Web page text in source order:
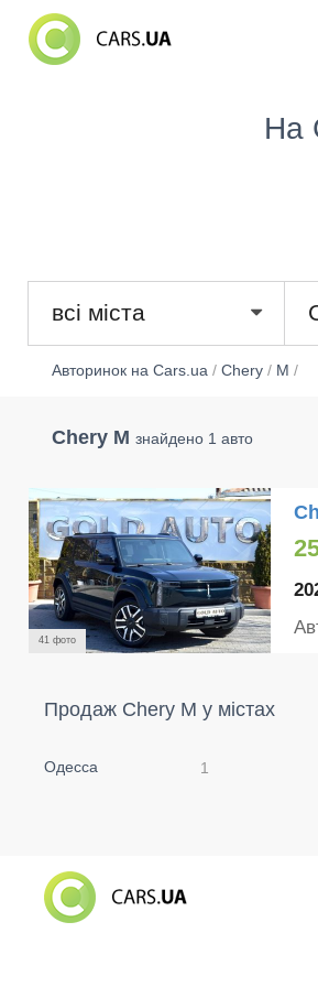
На
всі міста
Авторинок на Cars.ua/ Chery/ M /
Chery M знайдено 1 авто
41 фото
Продаж Chery M у містах
Одесса 1